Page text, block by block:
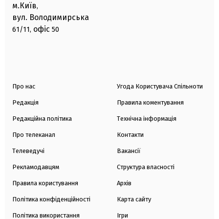
м.Київ,
вул. Володимирська
61/11, офіс 50
Про нас
Редакція
Редакційна політика
Про телеканал
Телеведучі
Рекламодавцям
Правила користування
Політика конфіденційності
Політика використання
Угода Користувача Спільноти
Правила коментування
Технічна інформація
Контакти
Вакансії
Структура власності
Архів
Карта сайту
Ігри